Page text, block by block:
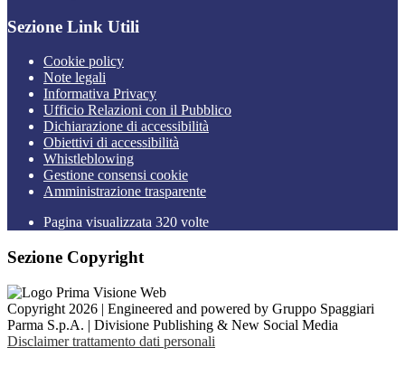
Sezione Link Utili
Cookie policy
Note legali
Informativa Privacy
Ufficio Relazioni con il Pubblico
Dichiarazione di accessibilità
Obiettivi di accessibilità
Whistleblowing
Gestione consensi cookie
Amministrazione trasparente
Pagina visualizzata 320 volte
Sezione Copyright
Copyright 2026 | Engineered and powered by Gruppo Spaggiari
Parma S.p.A. | Divisione Publishing & New Social Media
Disclaimer trattamento dati personali